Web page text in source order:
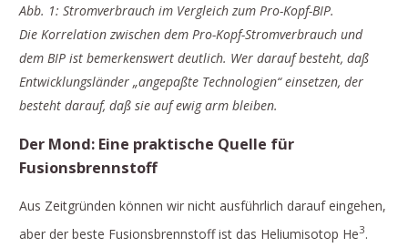
Abb. 1: Stromverbrauch im Vergleich zum Pro-Kopf-BIP.
Die Korrelation zwischen dem Pro-Kopf-Stromverbrauch und
dem BIP ist bemerkenswert deutlich. Wer darauf besteht, daß
Entwicklungsländer „angepaßte Technologien“ einsetzen, der
besteht darauf, daß sie auf ewig arm bleiben.
Der Mond: Eine praktische Quelle für
Fusionsbrennstoff
Aus Zeitgründen können wir nicht ausführlich darauf eingehen,
aber der beste Fusionsbrennstoff ist das Heliumisotop He3.